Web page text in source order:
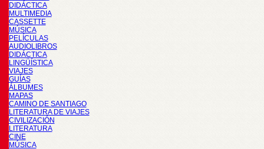
DIDÁCTICA
MULTIMEDIA
CASSETTE
MÚSICA
PELÍCULAS
AUDIOLIBROS
DIDÁCTICA
LINGÜÍSTICA
VIAJES
GUÍAS
ÁLBUMES
MAPAS
CAMINO DE SANTIAGO
LITERATURA DE VIAJES
CIVILIZACIÓN
LITERATURA
CINE
MÚSICA